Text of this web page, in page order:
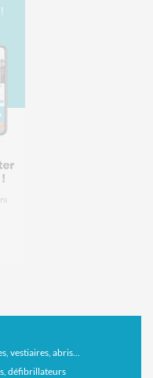
vestiaires, abris...
défibrillateurs